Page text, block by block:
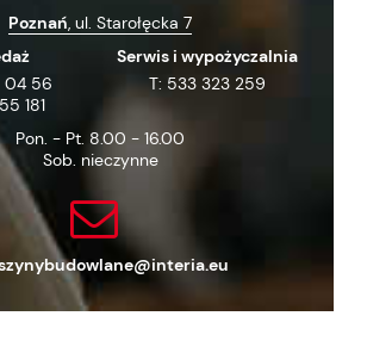
Poznań , ul. Starołęcka 7
04 56
181
Serwis i wypożyczalnia
T: 533 323 259
Pon. - Pt. 8.00 - 16.00
Sob. nieczynne